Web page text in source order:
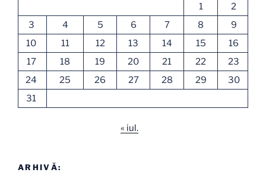
1
2
3
4 5 6 7 8
9
10
11 12 13 14 15
16
17
18 19 20 21 22
23
24
25 26 27 28 29
30
31
« iul.
ARHIVĂ: